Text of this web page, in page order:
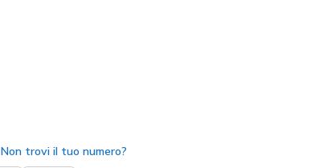
Non trovi il tuo numero?